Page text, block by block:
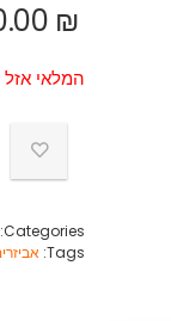
₪
המלאי אזל
Categories:
Tags: